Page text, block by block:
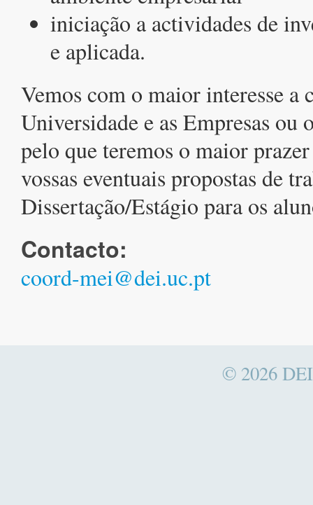
iniciação a actividades de
e aplicada.
Vemos com o maior interesse a
Universidade e as Empresas ou
pelo que teremos o maior
vossas eventuais propostas de
Dissertação/Estágio para os
Contacto:
coord-mei@dei.uc.pt
© 2026